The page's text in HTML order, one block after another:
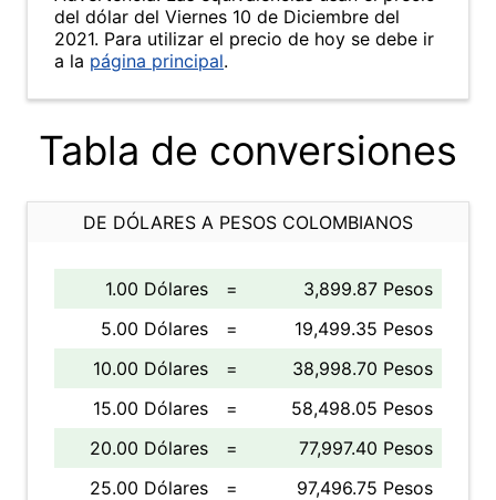
del dólar del Viernes 10 de Diciembre del
2021. Para utilizar el precio de hoy se debe ir
a la página principal.
Tabla de conversiones
DE DÓLARES A PESOS COLOMBIANOS
1.00 Dólares =
3,899.87 Pesos
5.00 Dólares
=
19,499.35 Pesos
10.00 Dólares
=
38,998.70 Pesos
15.00 Dólares
=
58,498.05 Pesos
20.00 Dólares
=
77,997.40 Pesos
25.00 Dólares
=
97,496.75 Pesos